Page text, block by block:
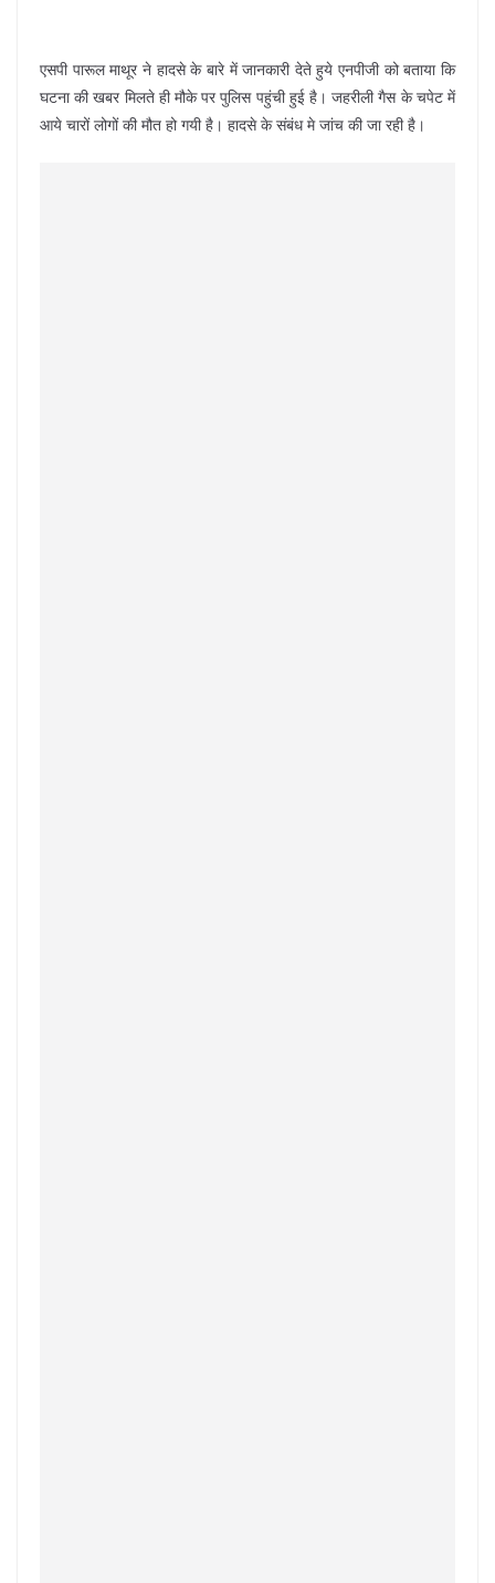
एसपी पारूल माथूर ने हादसे के बारे में जानकारी देते हुये एनपीजी को बताया कि
घटना की खबर मिलते ही मौके पर पुलिस पहुंची हुई है। जहरीली गैस के चपेट में
आये चारों लोगों की मौत हो गयी है। हादसे के संबंध मे जांच की जा रही है।